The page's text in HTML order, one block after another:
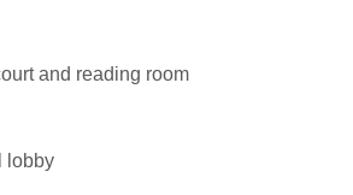
and reading room
lobby